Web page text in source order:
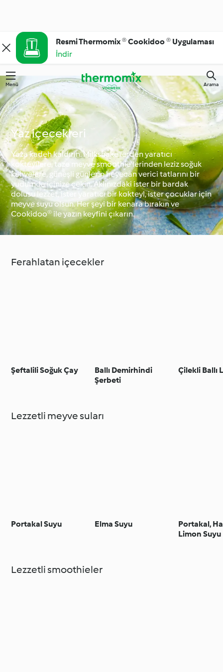
Resmi Thermomix ® Cookidoo ® Uygulaması
İndir
Menü Arama
Yaz içecekleri
Yaza kadeh kaldırın. Milkshake'lerden yaratıcı
kokteyllere, taze meyve smoothie’lerinden leziz soğuk
kahvelere, güneşli günlerin heyecan verici tatlarını bir
yudumda içinize çekin. Aklınızdaki ister bir bardak
dolusu lezzet, ister yaratıcı bir kokteyl, ister çocuklar için
meyve suyu olsun. Her şeyi bir kenara bırakın ve
Cookidoo® ile yazın keyfini çıkarın.
Ferahlatan içecekler
Şeftalili Soğuk Çay
Ballı Demirhindi
Şerbeti
Çilekli Ballı
Lezzetli meyve suları
Portakal Suyu Elma Suyu
Portakal,
Limon Suyu
Lezzetli smoothieler